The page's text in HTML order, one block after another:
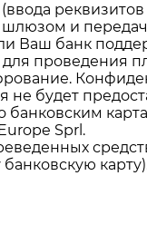
и
Ваш банк
проведения
не будет
банковским
Sprl.